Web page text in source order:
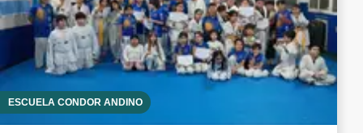
ESCUELA CÓNDOR ANDINO